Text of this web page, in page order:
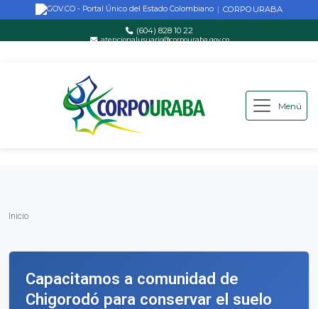
Saltar al contenido principal
| CORPOURABA
(604) 828 10 22
atencionalusuario@corpouraba.gov.co
Menú
Inicio
Capacitamos a comunidad de
Chigorodó para conservar el suelo